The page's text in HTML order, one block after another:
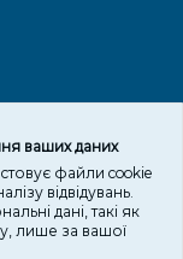
на
ваших даних
файли cookie
відвідувань.
дані, такі як
лише за вашої